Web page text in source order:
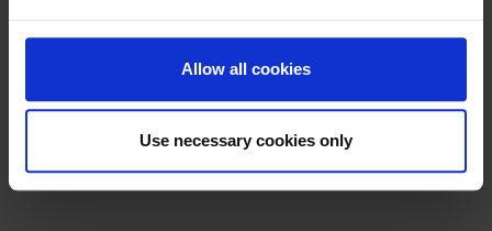
Allow all cookies
Use necessary cookies only